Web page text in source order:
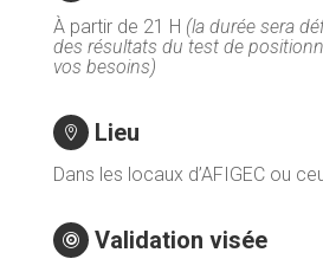
À partir de 21 H (la durée sera
des résultats du test de
vos besoins)
 Lieu
Dans les locaux d’AFIGEC ou
 Validation visée